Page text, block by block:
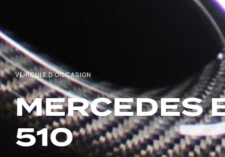
VÉHICULE D'OCCASION
MERCEDES
510